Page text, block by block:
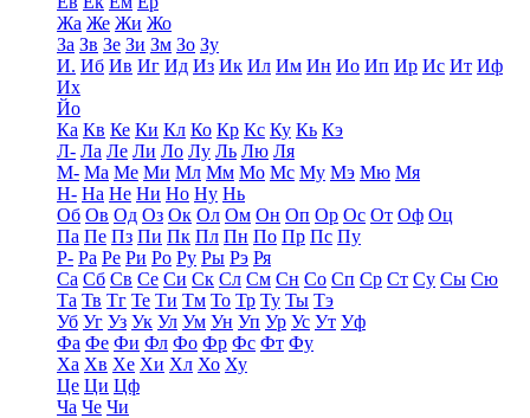
Жа Же Жи Жо
За Зв Зе Зи Зм Зо Зу
И. Иб Ив Иг Ид Из Ик Ил Им Ин Ио Ип Ир Ис Ит Иф
Их
Йо
Ка Кв Ке Ки Кл Ко Кр Кс Ку Кь Кэ
Л- Ла Ле Ли Ло Лу Ль Лю Ля
М- Ма Ме Ми Мл Мм Мо Мс Му Мэ Мю Мя
Н- На Не Ни Но Ну Нь
Об Ов Од Оз Ок Ол Ом Он Оп Ор Ос От Оф Оц
Па Пе Пз Пи Пк Пл Пн По Пр Пс Пу
Р- Ра Ре Ри Ро Ру Ры Рэ Ря
Са Сб Св Се Си Ск Сл См Сн Со Сп Ср Ст Су Сы Сю
Та Тв Тг Те Ти Тм То Тр Ту Ты Тэ
Уб Уг Уз Ук Ул Ум Ун Уп Ур Ус Ут Уф
Фа Фе Фи Фл Фо Фр Фс Фт Фу
Ха Хв Хе Хи Хл Хо Ху
Це Ци Цф
Ча Че Чи